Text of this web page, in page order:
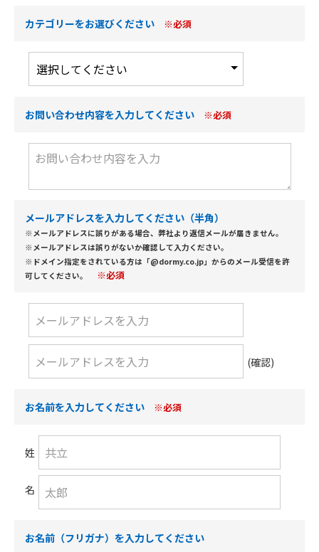
カテゴリーをお選びください ※必須
お問い合わせ内容を入力してください ※必須
メールアドレスを入力してください（半角）
※メールアドレスに誤りがある場合、弊社より返信メールが届きません。
※メールアドレスは誤りがないか確認して入力ください。
※ドメイン指定をされている方は「@dormy.co.jp」からのメール受信を許
可してください。
※必須
(確認)
お名前を入力してください ※必須
姓
名
お名前（フリガナ）を入力してください